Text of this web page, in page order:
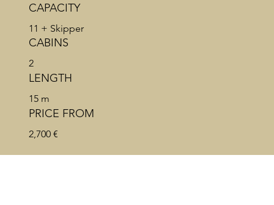
CAPACITY
11 + Skipper
CABINS
2
LENGTH
15 m
PRICE FROM
2,700 €